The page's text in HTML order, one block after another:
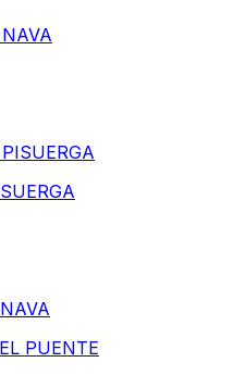
PUENTE